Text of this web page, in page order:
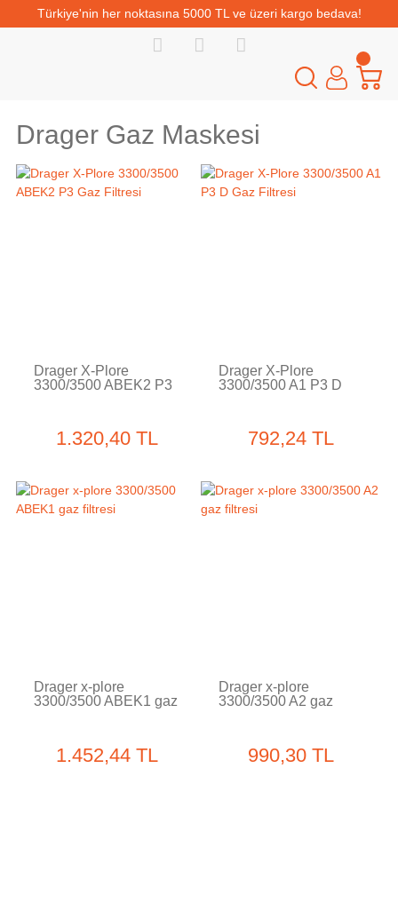
Türkiye'nin her noktasına 5000 TL ve üzeri kargo bedava!
Drager Gaz Maskesi
Drager X-Plore
3300/3500 ABEK2 P3
1.320,40 TL
Drager X-Plore
3300/3500 A1 P3 D
792,24 TL
Drager x-plore
3300/3500 ABEK1 gaz
1.452,44 TL
Drager x-plore
3300/3500 A2 gaz
990,30 TL